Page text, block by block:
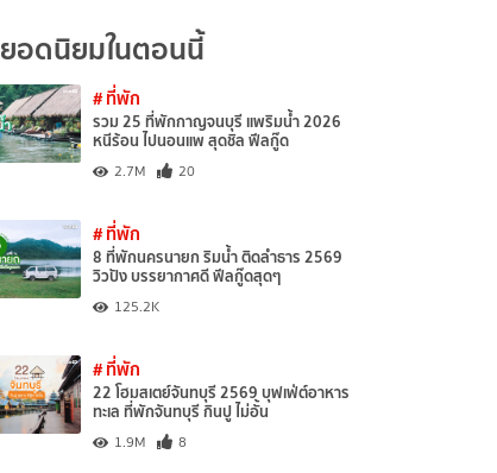
ยอดนิยมในตอนนี้
# ที่พัก
รวม 25 ที่พักกาญจนบุรี แพริมน้ำ 2026
หนีร้อน ไปนอนแพ สุดชิล ฟีลกู๊ด
2.7M 20
# ที่พัก
8 ที่พักนครนายก ริมน้ำ ติดลำธาร 2569
วิวปัง บรรยากาศดี ฟีลกู๊ดสุดๆ
125.2K
# ที่พัก
22 โฮมสเตย์จันทบุรี 2569 บุฟเฟ่ต์อาหาร
ทะเล ที่พักจันทบุรี กินปู ไม่อั้น
1.9M 8